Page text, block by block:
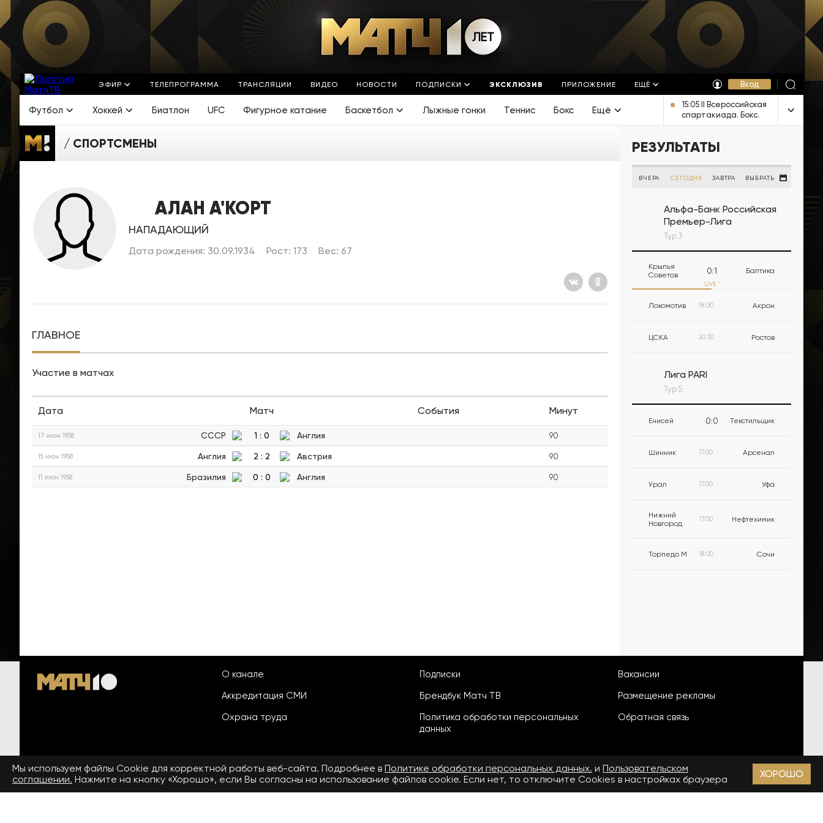
ЭФИР ТЕЛЕПРОГРАММА ТРАНСЛЯЦИИ ВИДЕО НОВОСТИ ПОДПИСКИ ЭКСКЛЮЗИВ ПРИЛОЖЕНИЕ ЕЩЁ Вход
Футбол Хоккей Биатлон UFC Фигурное катание Баскетбол Лыжные гонки Теннис Бокс Ещё
15:05 II Всероссийская
спартакиада. Бокс.
Финалы. Прямая
Челябинска
СПОРТСМЕНЫ
АЛАН А'КОРТ
НАПАДАЮЩИЙ
Дата рождения: 30.09.1934 Рост: 173 Вес: 67
ГЛАВНОЕ
Участие в матчах
Дата Матч События Минут
17 июн 1958 СССР 1 : 0 Англия 90
15 июн 1958 Англия 2 : 2 Австрия 90
11 июн 1958 Бразилия 0 : 0 Англия 90
РЕЗУЛЬТАТЫ
ВЧЕРА СЕГОДНЯ ЗАВТРА ВЫБРАТЬ
Альфа-Банк Российская
Премьер-Лига
Тур 3
Крылья
Советов
0:1 Балтика
LIVE '
Локомотив 18:00 Акрон
ЦСКА 20:30 Ростов
Лига PARI
Тур 5
Енисей 0:0 Текстильщик
Шинник 17:00 Арсенал
Урал 17:00 Уфа
Нижний
Новгород
17:00 Нефтехимик
Торпедо М 18:00 Сочи
О канале
Аккредитация СМИ
Охрана труда
Подписки
Брендбук Матч ТВ
Политика обработки персональных
данных
Вакансии
Размещение рекламы
Обратная связь
© 2026 «ООО «Национальный
спортивный телеканал»
Пользовательское соглашение 18+
Мы используем файлы Сookie для корректной работы веб-сайта. Подробнее в Политике обработки персональных данных. и Пользовательском
соглашении. Нажмите на кнопку «Хорошо», если Вы согласны на использование файлов cookie. Если нет, то отключите Cookies в настройках браузера ХОРОШО